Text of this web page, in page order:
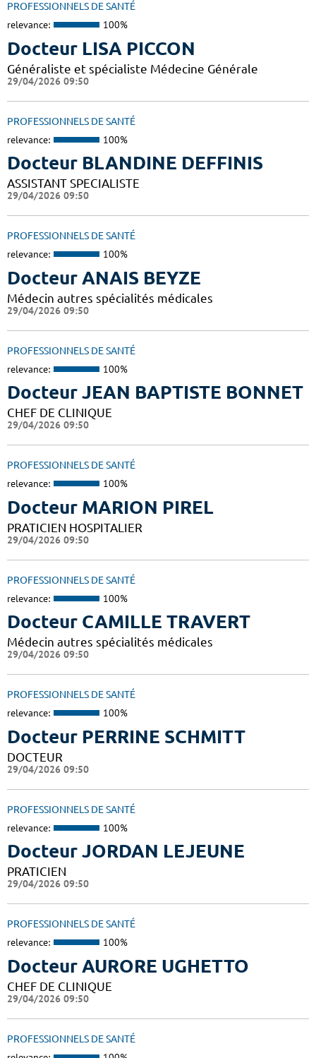
PROFESSIONNELS DE SANTÉ
relevance: 100%
Docteur LISA PICCON
Généraliste et spécialiste Médecine Générale
29/04/2026 09:50
PROFESSIONNELS DE SANTÉ
relevance: 100%
Docteur BLANDINE DEFFINIS
ASSISTANT SPECIALISTE
29/04/2026 09:50
PROFESSIONNELS DE SANTÉ
relevance: 100%
Docteur ANAIS BEYZE
Médecin autres spécialités médicales
29/04/2026 09:50
PROFESSIONNELS DE SANTÉ
relevance: 100%
Docteur JEAN BAPTISTE BONNET
CHEF DE CLINIQUE
29/04/2026 09:50
PROFESSIONNELS DE SANTÉ
relevance: 100%
Docteur MARION PIREL
PRATICIEN HOSPITALIER
29/04/2026 09:50
PROFESSIONNELS DE SANTÉ
relevance: 100%
Docteur CAMILLE TRAVERT
Médecin autres spécialités médicales
29/04/2026 09:50
PROFESSIONNELS DE SANTÉ
relevance: 100%
Docteur PERRINE SCHMITT
DOCTEUR
29/04/2026 09:50
PROFESSIONNELS DE SANTÉ
relevance: 100%
Docteur JORDAN LEJEUNE
PRATICIEN
29/04/2026 09:50
PROFESSIONNELS DE SANTÉ
relevance: 100%
Docteur AURORE UGHETTO
CHEF DE CLINIQUE
29/04/2026 09:50
PROFESSIONNELS DE SANTÉ